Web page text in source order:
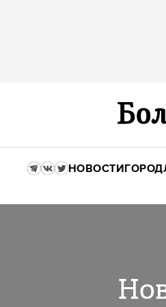
НОВОСТИГОРОД